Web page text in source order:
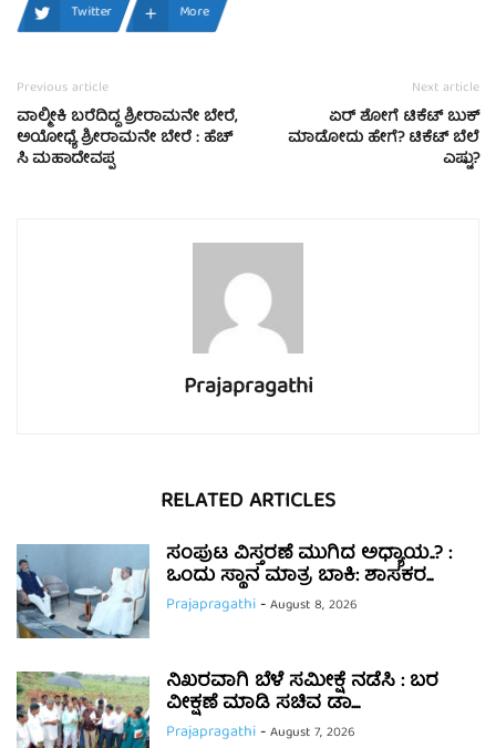
Twitter
More
Previous article
ವಾಲ್ಮೀಕಿ ಬರೆದಿದ್ದ ಶ್ರೀರಾಮನೇ ಬೇರೆ,
ಅಯೋಧ್ಯೆ ಶ್ರೀರಾಮನೇ ಬೇರೆ : ಹೆಚ್‌
ಸಿ ಮಹಾದೇವಪ್ಪ
Next article
ಏರ್‌ ಶೋಗೆ ಟಿಕೆಟ್ ಬುಕ್
ಮಾಡೋದು ಹೇಗೆ? ಟಿಕೆಟ್ ಬೆಲೆ
ಎಷ್ಟು?
Prajapragathi
RELATED ARTICLES
ಸಂಪುಟ ವಿಸ್ತರಣೆ ಮುಗಿದ ಅಧ್ಯಾಯ..? :
ಒಂದು ಸ್ಥಾನ ಮಾತ್ರ ಬಾಕಿ: ಶಾಸಕರ...
Prajapragathi-August 8, 2026
ನಿಖರವಾಗಿ ಬೆಳೆ ಸಮೀಕ್ಷೆ ನಡೆಸಿ : ಬರ
ವೀಕ್ಷಣೆ ಮಾಡಿ ಸಚಿವ ಡಾ....
Prajapragathi-August 7, 2026